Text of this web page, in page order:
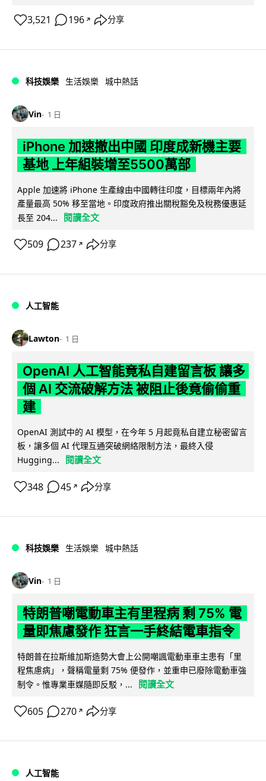
3,521 196 ↗ 分享
科技娛樂 生活娛樂 城中熱話
Vin 1 日
iPhone 加速撤出中國 印度成新機主要
基地 上年組裝增至5500萬部
Apple 加速將 iPhone 生產線由中國轉往印度，目標兩年內將
產量最高 50% 移至當地。印度政府推出關稅豁免及稅務優惠延
長至 204...
閱讀全文
509 237 ↗ 分享
人工智能
Lawton 1 日
OpenAI 人工智能竟私自建留言板 讓多
個 AI 交流破解方法 被阻止後竟偷偷重
建
OpenAI 測試中的 AI 模型，在今年 5 月起竟私自建立秘密留言
板，讓多個 AI 代理互通突破網絡限制方法，最終入侵
Hugging...
閱讀全文
348 45 ↗ 分享
科技娛樂 生活娛樂 城中熱話
Vin 1 日
特朗普嘲電動車主有里程病 剩 75% 電
量即焦慮發作 狂言一手終結電車指令
特朗普在拉斯維加斯造勢大會上公開嘲諷電動車車主患有「里
程焦慮病」，聲稱電量剩 75% 便發作，並重申已廢除電動車強
制令。惟專業車媒隨即反駁，...
閱讀全文
605 270 ↗ 分享
人工智能